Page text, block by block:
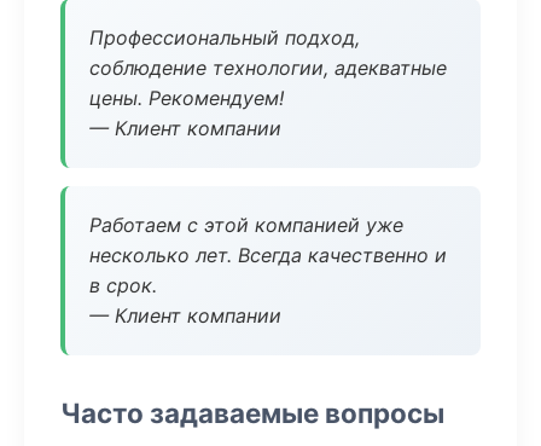
Профессиональный подход,
соблюдение технологии, адекватные
цены. Рекомендуем!
— Клиент компании
Работаем с этой компанией уже
несколько лет. Всегда качественно и
в срок.
— Клиент компании
Часто задаваемые вопросы